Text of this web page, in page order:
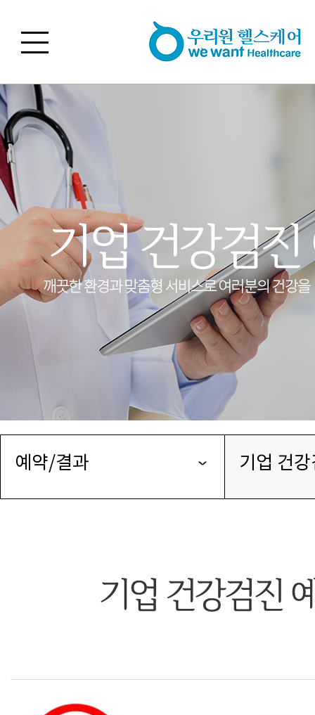
예약/결과 기업 건